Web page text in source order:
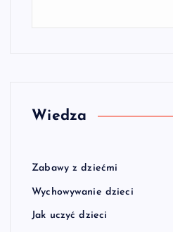
Wiedza
Zabawy z dziećmi
Wychowywanie dzieci
Jak uczyć dzieci